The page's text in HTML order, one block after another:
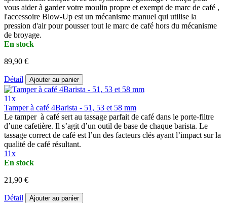
vous aider à garder votre moulin propre et exempt de marc de café ,
l'accessoire Blow-Up est un mécanisme manuel qui utilise la
pression d'air pour pousser tout le marc de café hors du mécanisme
de broyage.
En stock
89,90 €
Détail Ajouter au panier
11x
Tamper à café 4Barista - 51, 53 et 58 mm
Le tamper à café sert au tassage parfait de café dans le porte-filtre
d’une cafetière. Il s’agit d’un outil de base de chaque barista. Le
tassage correct de café est l’un des facteurs clés ayant l’impact sur la
qualité de café résultant.
11x
En stock
21,90 €
Détail Ajouter au panier